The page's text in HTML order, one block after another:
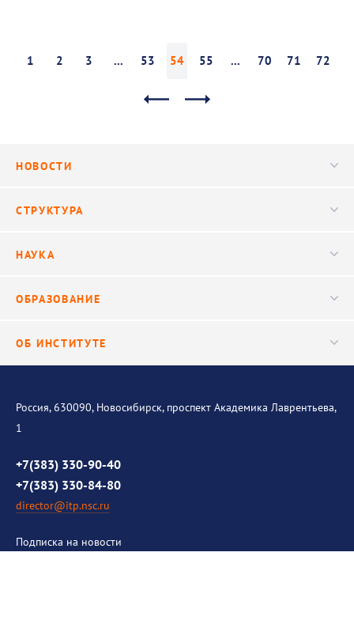
1 2 3 ... 53 54 55 ... 70 71 72
НОВОСТИ
Видео
СТРУКТУРА
Научные подразделения
НАУКА
Исследования
ОБРАЗОВАНИЕ
ОБ ИНСТИТУТЕ
История института
Контакты
Противодействие коррупции
Россия, 630090, Новосибирск, проспект Академика Лаврентьева,
1
+7(383) 330-90-40
+7(383) 330-84-80
director@itp.nsc.ru
Подписка на новости